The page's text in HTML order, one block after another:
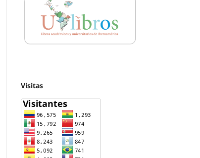
Visitas